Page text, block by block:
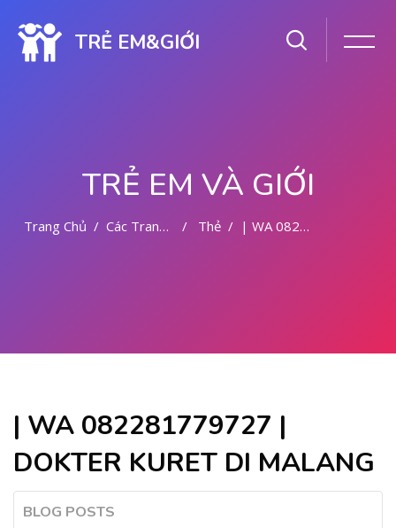
TRẺ EM&GIỚI
TRẺ EM VÀ GIỚI
Trang Chủ Các Trang Của Hệ Thống Thẻ | WA 082281779727 | DOKTER KURET DI MALANG
| WA 082281779727 |
DOKTER KURET DI MALANG
BLOG POSTS